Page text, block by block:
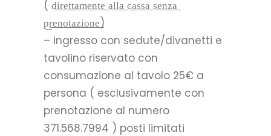
( d͟i͟r͟e͟t͟t͟a͟m͟e͟n͟t͟e͟ a͟l͟l͟a͟ c͟a͟s͟s͟a͟ s͟e͟n͟z͟a͟
p͟r͟e͟n͟o͟t͟a͟z͟i͟o͟n͟e͟)
– ingresso con sedute/divanetti e
tavolino riservato con
consumazione al tavolo 25€ a
persona ( esclusivamente con
prenotazione al numero
371.568.7994 ) posti limitati